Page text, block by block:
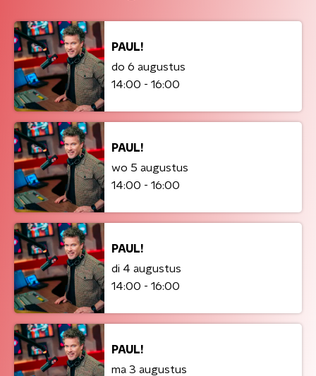
PAUL!
do 6 augustus
14:00 - 16:00
PAUL!
wo 5 augustus
14:00 - 16:00
PAUL!
di 4 augustus
14:00 - 16:00
PAUL!
ma 3 augustus